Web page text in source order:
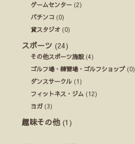
ゲームセンター (2)
パチンコ (0)
貸スタジオ (0)
スポーツ (24)
その他スポーツ施設(4)
ゴルフ場・練習場・ゴルフショップ(0)
ダンスサークル (1)
フィットネス・ジム (12)
ヨガ (3)
趣味その他 (1)